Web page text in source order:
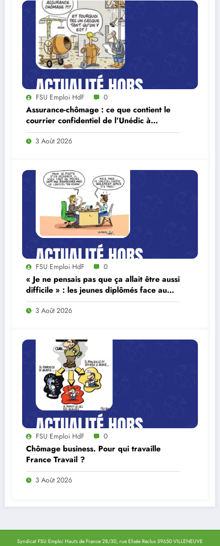
FSU Emploi HdF 0
Assurance-chômage : ce que contient le
courrier confidentiel de l’Unédic à
Lecornu
3 Août 2026
FSU Emploi HdF 0
« Je ne pensais pas que ça allait être aussi
difficile » : les jeunes diplômés face au
ralentissement du marché du travail
3 Août 2026
FSU Emploi HdF 0
Chômage business. Pour qui travaille
France Travail ?
3 Août 2026
Syndicat FSU Emploi Hauts de France 28/30, rue Elisée Reclus 59650 VILLENEUVE